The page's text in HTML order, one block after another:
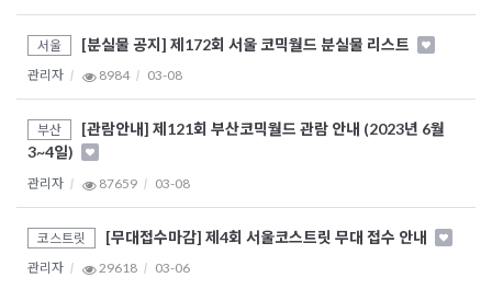
서울 [분실물 공지] 제172회 서울 코믹월드 분실물 리스트
관리자 8984 03-08
부산
[관람안내] 제121회 부산코믹월드 관람 안내 (2023년 6월
3~4일)
관리자 87659 03-08
코스트릿 [무대접수마감] 제4회 서울코스트릿 무대 접수 안내
관리자 29618 03-06